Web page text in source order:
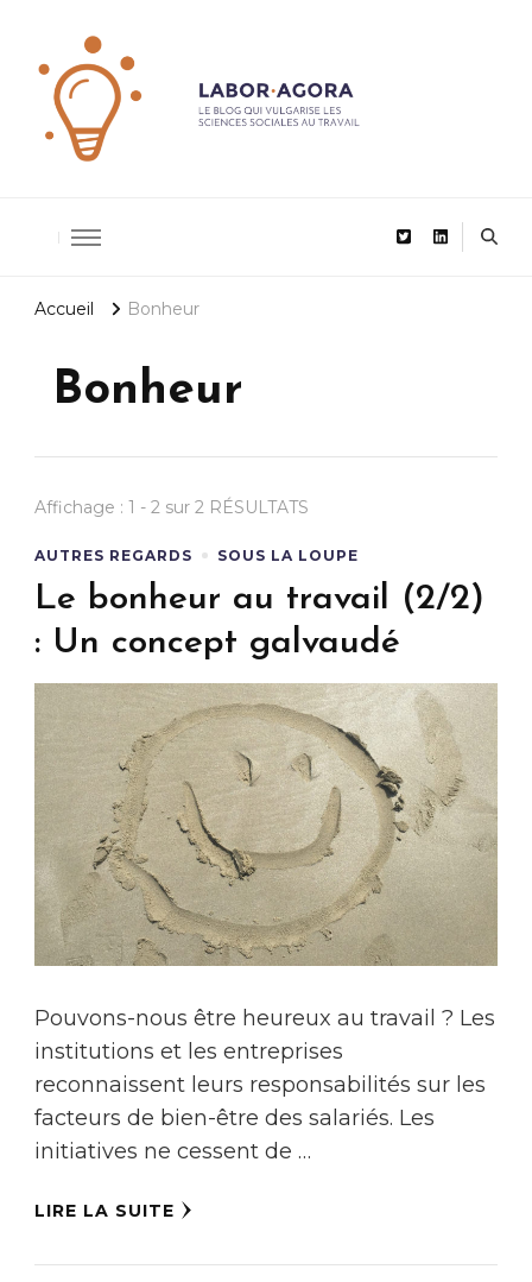
Accueil Bonheur
Bonheur
Affichage : 1 - 2 sur 2 RÉSULTATS
AUTRES REGARDS SOUS LA LOUPE
Le bonheur au travail (2/2)
: Un concept galvaudé
Pouvons-nous être heureux au travail ? Les
institutions et les entreprises
reconnaissent leurs responsabilités sur les
facteurs de bien-être des salariés. Les
initiatives ne cessent de …
LIRE LA SUITE